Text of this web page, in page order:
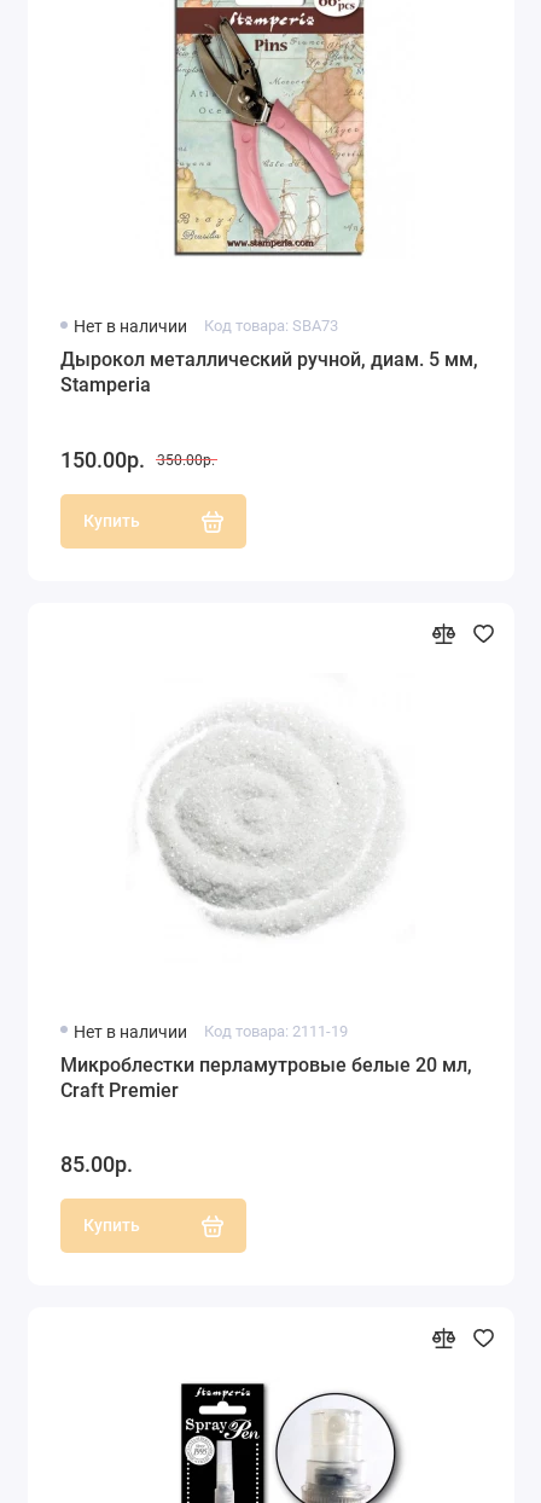
Нет в наличии Код товара: SBA73
Дырокол металлический ручной, диам. 5 мм,
Stamperia
150.00р. 350.00р.
Купить
Нет в наличии Код товара: 2111-19
Микроблестки перламутровые белые 20 мл,
Craft Premier
85.00р.
Купить